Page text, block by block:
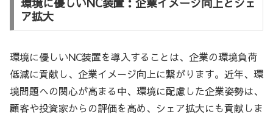
ア拡大
環境に優しいNC装置を導入することは、企業の環境負荷
低減に貢献し、企業イメージ向上に繋がります。近年、環
境問題への関心が高まる中、環境に配慮した企業姿勢は、
顧客や投資家からの評価を高め、シェア拡大にも貢献しま